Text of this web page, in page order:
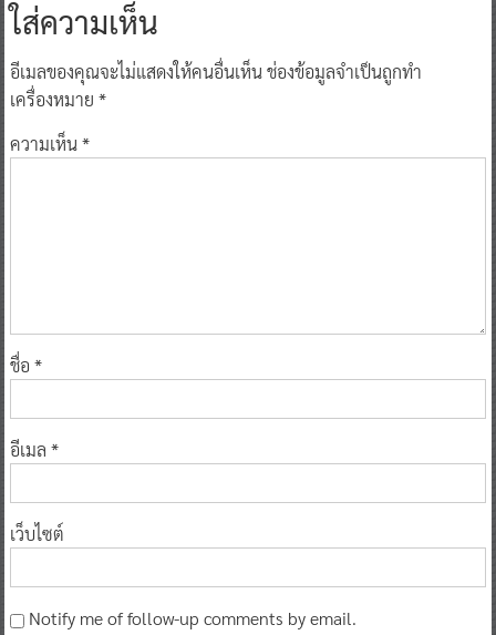
ใส่ความเห็น
อีเมลของคุณจะไม่แสดงให้คนอื่นเห็นช่องข้อมูลจำเป็นถูกทำ
เครื่องหมาย *
ความเห็น*
ชื่อ *
อีเมล *
เว็บไซต์
Notify me of follow-up comments by email.